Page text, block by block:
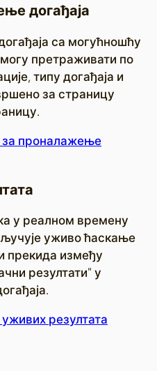
догађаја
са могућношћу
претраживати по
типу догађаја и
за страницу
за проналажење
у реалном времену
уживо ћаскање
прекида између
резултати" у
резултата